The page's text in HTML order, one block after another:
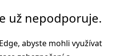
už nepodporuje.
abyste mohli využívat